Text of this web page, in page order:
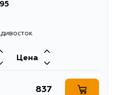
Цена
837